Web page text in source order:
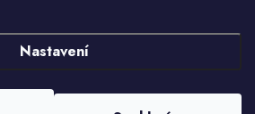
Nastavení
cookies